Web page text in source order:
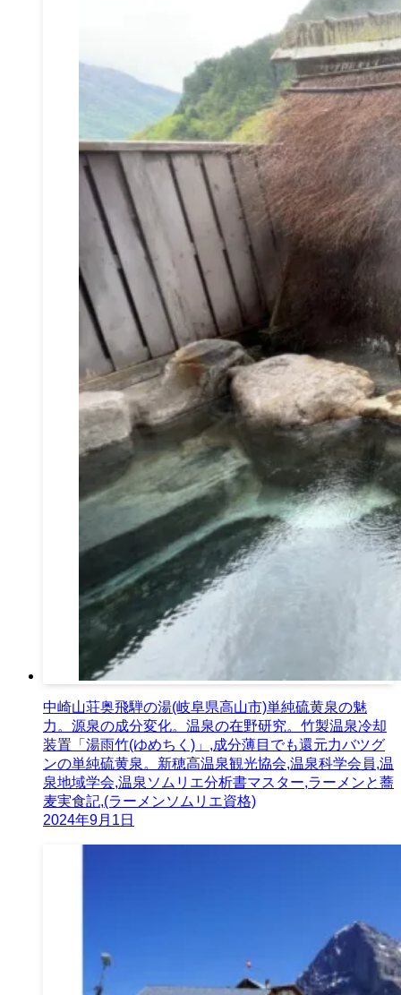
中崎山荘奥飛騨の湯(岐阜県高山市)単純硫黄泉の魅
力。源泉の成分変化。温泉の在野研究。竹製温泉冷却
装置「湯雨竹(ゆめちく)」,成分薄目でも還元力バツグ
ンの単純硫黄泉。新穂高温泉観光協会,温泉科学会員,温
泉地域学会,温泉ソムリエ分析書マスター,ラーメンと蕎
麦実食記,(ラーメンソムリエ資格)
2024年9月1日